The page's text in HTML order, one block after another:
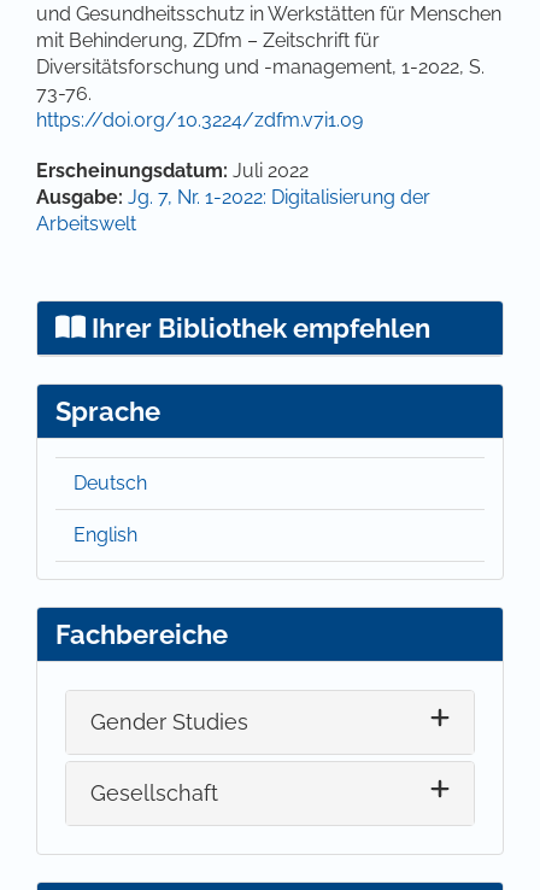
und Gesundheitsschutz in Werkstätten für Menschen
mit Behinderung, ZDfm – Zeitschrift für
Diversitätsforschung und -management, 1-2022, S.
73-76.
https://doi.org/10.3224/zdfm.v7i1.09
Artikel-Details
Erscheinungsdatum: Juli 2022
Ausgabe: Jg. 7, Nr. 1-2022: Digitalisierung der
Arbeitswelt
Ihrer Bibliothek empfehlen
Sprache
Deutsch
English
Fachbereiche
Gender Studies
Gesellschaft